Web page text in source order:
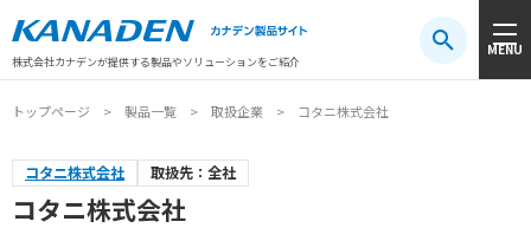
株式会社カナデンが提供する製品やソリューションをご紹介
MENU
注目キーワード#振動センサ#AGV #防爆#アシストスーツ
トップページ 製品一覧 取扱企業 コタニ株式会社
コタニ株式会社 取扱先：全社
コタニ株式会社